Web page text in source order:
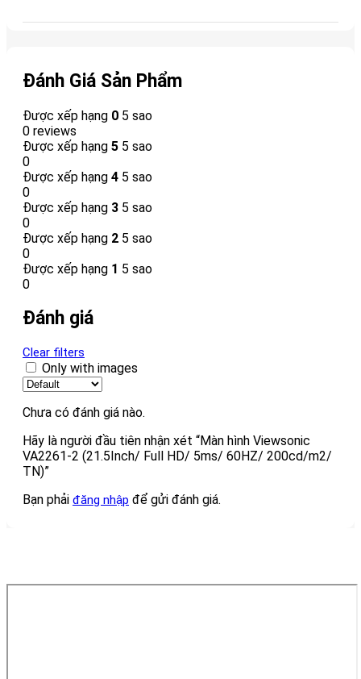
Đánh Giá Sản Phẩm
Được xếp hạng 0 5 sao
0 reviews
Được xếp hạng 5 5 sao
0
Được xếp hạng 4 5 sao
0
Được xếp hạng 3 5 sao
0
Được xếp hạng 2 5 sao
0
Được xếp hạng 1 5 sao
0
Đánh giá
Clear filters
Only with images
Chưa có đánh giá nào.
Hãy là người đầu tiên nhận xét “Màn hình Viewsonic
VA2261-2 (21.5Inch/ Full HD/ 5ms/ 60HZ/ 200cd/m2/
TN)”
Bạn phải đăng nhập để gửi đánh giá.